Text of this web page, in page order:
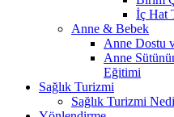
İç Hat
Anne & Bebek
Anne Dostu
Anne
Eğitimi
Sağlık Turizmi
Sağlık Turizmi